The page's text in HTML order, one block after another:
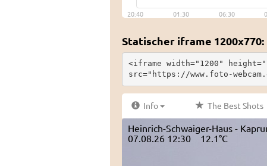
Statischer iframe 1200x770:
<iframe width="1200"